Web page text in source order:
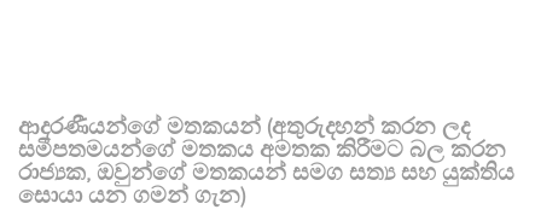
ආදරණීයන්ගේ මතකයන් (අතුරුදහන් කරන ලද
සමීපතමයන්ගේ මතකය අමතක කිරීමට බල කරන
රාජ්‍යක, ඔවුන්ගේ මතකයන් සමග සත්‍ය සහ යුක්තිය
සොයා යන ගමන් ගැන)